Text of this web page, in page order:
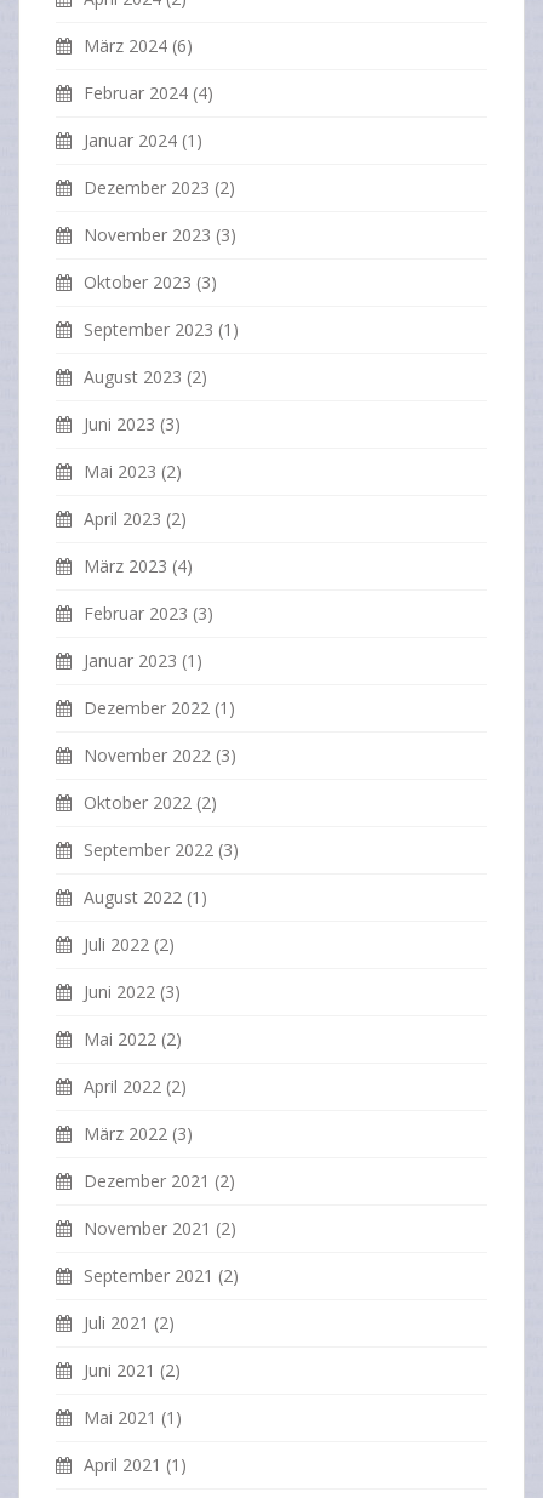
März 2024 (6)
Februar 2024 (4)
Januar 2024 (1)
Dezember 2023 (2)
November 2023 (3)
Oktober 2023 (3)
September 2023 (1)
August 2023 (2)
Juni 2023 (3)
Mai 2023 (2)
April 2023 (2)
März 2023 (4)
Februar 2023 (3)
Januar 2023 (1)
Dezember 2022 (1)
November 2022 (3)
Oktober 2022 (2)
September 2022 (3)
August 2022 (1)
Juli 2022 (2)
Juni 2022 (3)
Mai 2022 (2)
April 2022 (2)
März 2022 (3)
Dezember 2021 (2)
November 2021 (2)
September 2021 (2)
Juli 2021 (2)
Juni 2021 (2)
Mai 2021 (1)
April 2021 (1)